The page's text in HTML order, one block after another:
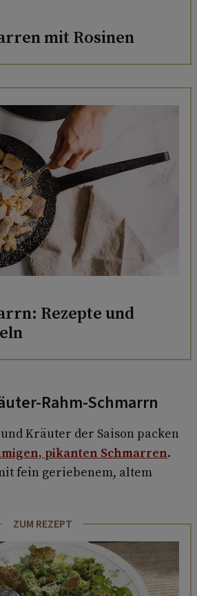
mit Rosinen
Rezepte und
Rahm-Schmarrn
Kräuter der Saison packen
pikanten Schmarren.
fein geriebenem, altem
ZUM REZEPT